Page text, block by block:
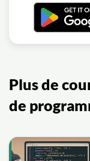
Plus de
de